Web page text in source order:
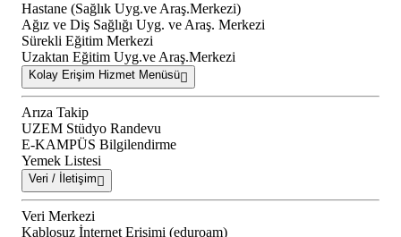
Hastane (Sağlık Uyg.ve Araş.Merkezi)
Ağız ve Diş Sağlığı Uyg. ve Araş. Merkezi
Sürekli Eğitim Merkezi
Uzaktan Eğitim Uyg.ve Araş.Merkezi
Kolay Erişim Hizmet Menüsü
Arıza Takip
UZEM Stüdyo Randevu
E-KAMPÜS Bilgilendirme
Yemek Listesi
Veri / İletişim
Veri Merkezi
Kablosuz İnternet Erişimi (eduroam)